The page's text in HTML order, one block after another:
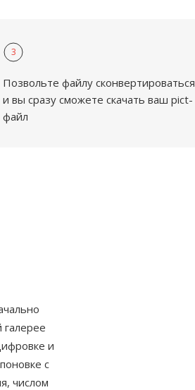
3
Позвольте файлу сконвертироваться
и вы сразу сможете скачать ваш pict-
файл
и
с
числом